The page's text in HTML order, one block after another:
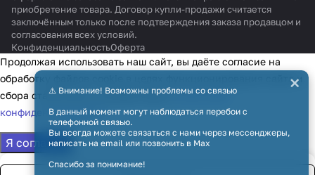
приобретение товара. Договор купли-продажи считается
заключённым только после подтверждения заказа продавцом и
согласования всех условий.
КонфиденциальностьОферта
⚠️ Внимание! Возможны проблемы со связью
В данный момент могут наблюдаться перебои с
телефонной связью.
Вы всегда можете связаться с нами через мессенджеры,
написать на email или позвонить в Max
Спасибо за понимание!
×
Продолжая использовать наш сайт, вы даёте согласие на
обработку файлов cookie в целях функционирования сайта и
сбора статистики в соответствии сполитикой
конфиденциальности
Я согласен